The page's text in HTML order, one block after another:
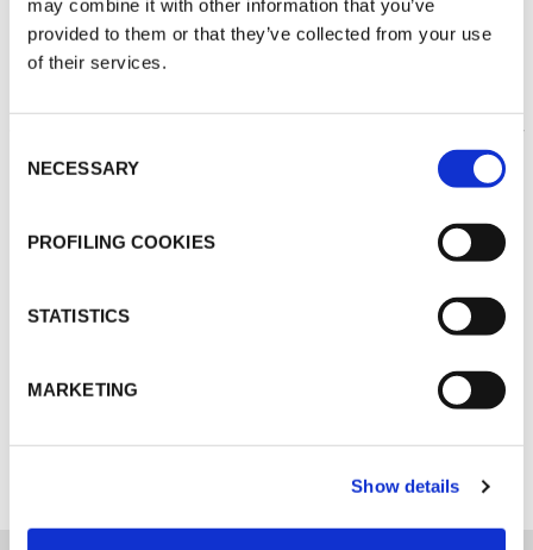
may combine it with other information that you’ve
provided to them or that they’ve collected from your use
of their services.
Selection
NECESSARY
PROFILING COOKIES
STATISTICS
MARKETING
Show details
ENTDECKEN SIE ALLE ANWENDUNGEN